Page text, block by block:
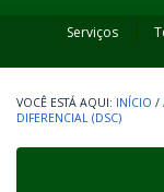
Serviços
INÍCIO /
DIFERENCIAL (DSC)